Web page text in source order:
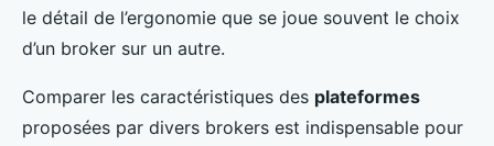
le détail de l’ergonomie que se joue souvent le choix
d’un broker sur un autre.
Comparer les caractéristiques des plateformes
proposées par divers brokers est indispensable pour